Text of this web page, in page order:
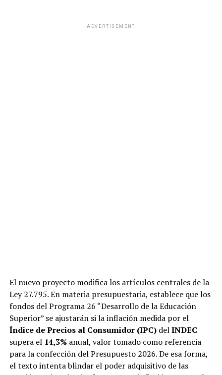
ADVERTISEMENT
El nuevo proyecto modifica los artículos centrales de la
Ley 27.795. En materia presupuestaria, establece que los
fondos del Programa 26 “Desarrollo de la Educación
Superior” se ajustarán si la inflación medida por el
Índice de Precios al Consumidor (IPC)delINDEC
supera el 14,3%anual, valor tomado como referencia
para la confección del Presupuesto 2026. De esa forma,
el texto intenta blindar el poder adquisitivo de las